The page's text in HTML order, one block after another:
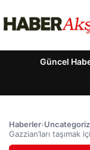
Güncel
Haberler›
Gazzian’ları taşımak